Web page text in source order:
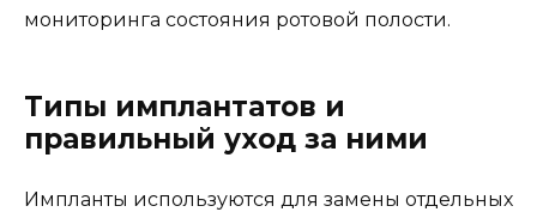
мониторинга состояния ротовой полости.
Типы имплантатов и
правильный уход за ними
Импланты используются для замены отдельных